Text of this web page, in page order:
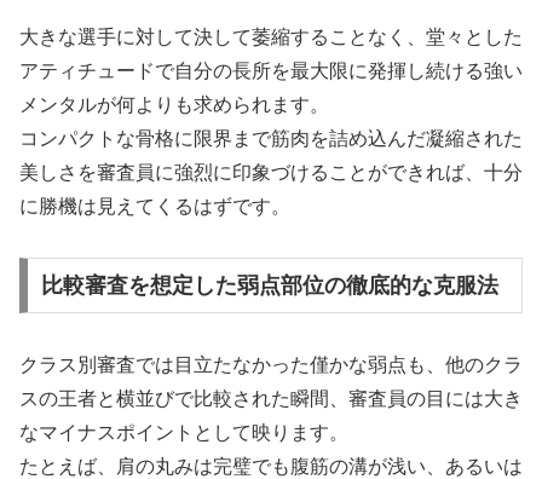
大きな選手に対して決して萎縮することなく、堂々とした
アティチュードで自分の長所を最大限に発揮し続ける強い
メンタルが何よりも求められます。
コンパクトな骨格に限界まで筋肉を詰め込んだ凝縮された
美しさを審査員に強烈に印象づけることができれば、十分
に勝機は見えてくるはずです。
比較審査を想定した弱点部位の徹底的な克服法
クラス別審査では目立たなかった僅かな弱点も、他のクラ
スの王者と横並びで比較された瞬間、審査員の目には大き
なマイナスポイントとして映ります。
たとえば、肩の丸みは完璧でも腹筋の溝が浅い、あるいは